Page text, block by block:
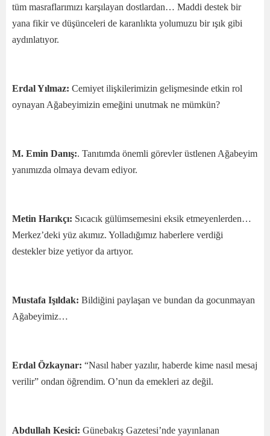
tüm masraflarımızı karşılayan dostlardan… Maddi destek bir
yana fikir ve düşünceleri de karanlıkta yolumuzu bir ışık gibi
aydınlatıyor.
Erdal Yılmaz: Cemiyet ilişkilerimizin gelişmesinde etkin rol
oynayan Ağabeyimizin emeğini unutmak ne mümkün?
M. Emin Danış:. Tanıtımda önemli görevler üstlenen Ağabeyim
yanımızda olmaya devam ediyor.
Metin Harıkçı: Sıcacık gülümsemesini eksik etmeyenlerden…
Merkez’deki yüz akımız. Yolladığımız haberlere verdiği
destekler bize yetiyor da artıyor.
Mustafa Işıldak: Bildiğini paylaşan ve bundan da gocunmayan
Ağabeyimiz…
Erdal Özkaynar: “Nasıl haber yazılır, haberde kime nasıl mesaj
verilir” ondan öğrendim. O’nun da emekleri az değil.
Abdullah Kesici: Günebakış Gazetesi’nde yayınlanan